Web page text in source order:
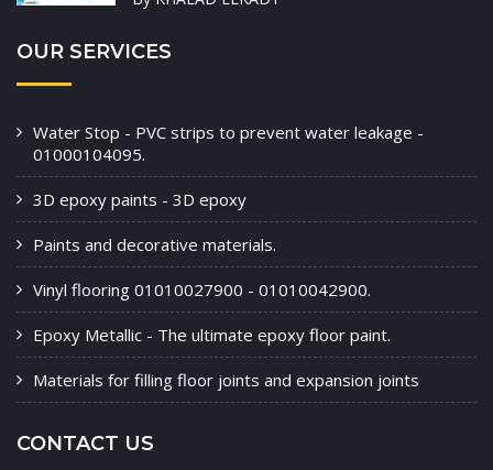
OUR SERVICES
Water Stop - PVC strips to prevent water leakage -
01000104095.
3D epoxy paints - 3D epoxy
Paints and decorative materials.
Vinyl flooring 01010027900 - 01010042900.
Epoxy Metallic - The ultimate epoxy floor paint.
Materials for filling floor joints and expansion joints
CONTACT US